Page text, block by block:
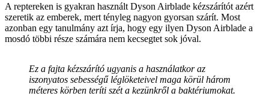
A reptereken is gyakran használt Dyson Airblade kézszárítót azért
szeretik az emberek, mert tényleg nagyon gyorsan szárít. Most
azonban egy tanulmány azt írja, hogy egy ilyen Dyson Airblade a
mosdó többi része számára nem kecsegtet sok jóval.
Ez a fajta kézszárító ugyanis a használatkor az
iszonyatos sebességű léglöketeivel maga körül három
méteres körben teríti szét a kezünkről a baktériumokat.